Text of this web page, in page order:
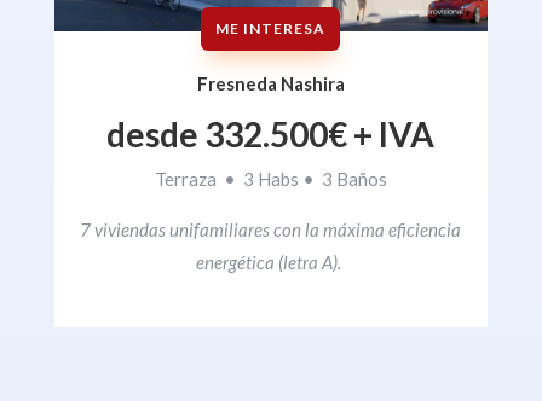
ME INTERESA
Fresneda Nashira
desde 332.500€ + IVA
Terraza • 3 Habs • 3 Baños
7 viviendas unifamiliares con la máxima eficiencia
energética (letra A).